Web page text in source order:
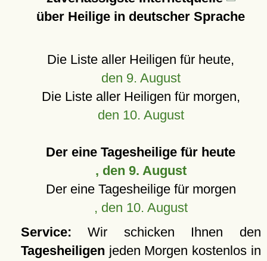
über Heilige in deutscher Sprache
Die Liste aller Heiligen für heute,
den 9. August
Die Liste aller Heiligen für morgen,
den 10. August
Der eine Tagesheilige für heute
, den 9. August
Der eine Tagesheilige für morgen
, den 10. August
Service: Wir schicken Ihnen den
Tagesheiligen jeden Morgen kostenlos in